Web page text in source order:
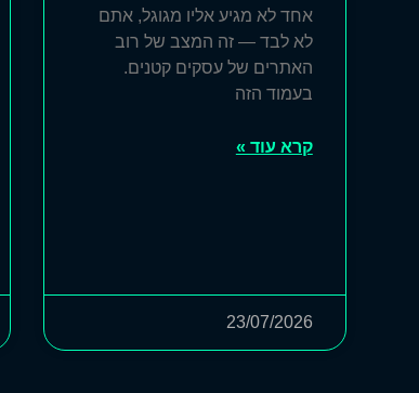
אחד לא מגיע אליו מגוגל, אתם
לא לבד — זה המצב של רוב
האתרים של עסקים קטנים.
בעמוד הזה
קרא עוד »
23/07/2026